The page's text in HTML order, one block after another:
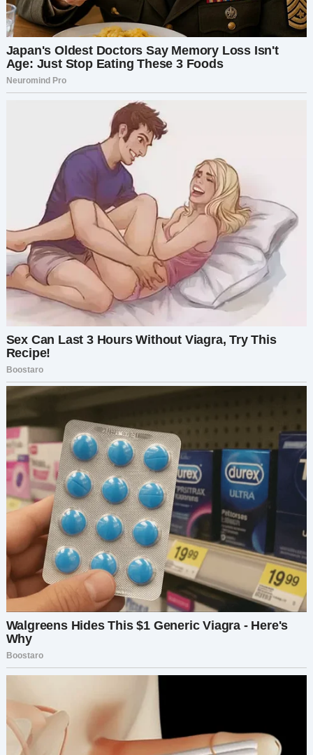
Жизнь давалась им нелегко, особенно после
того, как закончились небольшие сбережения
мужа. Даже на простую еду едва хватало, но
каким-то образом Мэдисон справлялась.
Так они и жили, пока судьба однажды не
изменила их жизнь.
К тому времени Труди окончила детский сад, и
одна из её богатых одноклассниц пригласила
всех на день рождения. Приглашение объявил
дворецкий именинницы.
— Мисс Белла Ла Фонтейн устраивает
особенную вечеринку в честь своего дня
рождения. Вы все приглашены, но есть одно
условие, — сказал он, дождавшись, пока
утихнут радостные крики. — Все наряды
должны быть куплены в магазине одежды
«Фонтейн». Разумеется, будут скидки.
Узнав о вечеринке, Труди с воодушевлением
рассказала матери:
— Мам, там будут все! Я просто обязана пойти!
Нам нужно скорее выбрать мне платье.
— Да-да, конечно, — ответила Мэдисон,
скрывая своё беспокойство.
Денег у неё почти не было, кроме 100 долларов,
которые ей оставили на чай в ресторане, где
она работала по утрам. «Как-нибудь
выкрутимся», — подумала она и повела дочь в
магазин.
Но когда она увидела ценники на платья, то
поняла, что имеющихся денег не хватит даже
впятеро. В итоге они тихо покинули магазин, а
те, у кого были деньги, спокойно делали
покупки.